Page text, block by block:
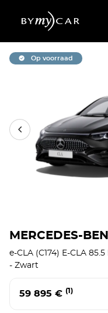
Op voorraad
MERCEDES-
e-CLA (C174) E-CLA
- Zwart
59 895 € (1)